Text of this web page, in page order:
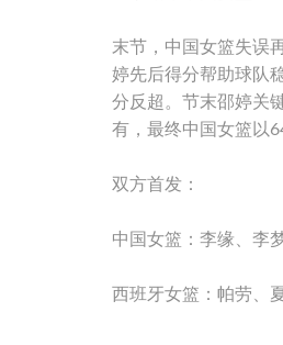
末节，中国女篮失误
婷先后得分帮助球队
分反超。节末邵婷关
有，最终中国女篮以
双方首发：
中国女篮：李缘、李
西班牙女篮：帕劳、